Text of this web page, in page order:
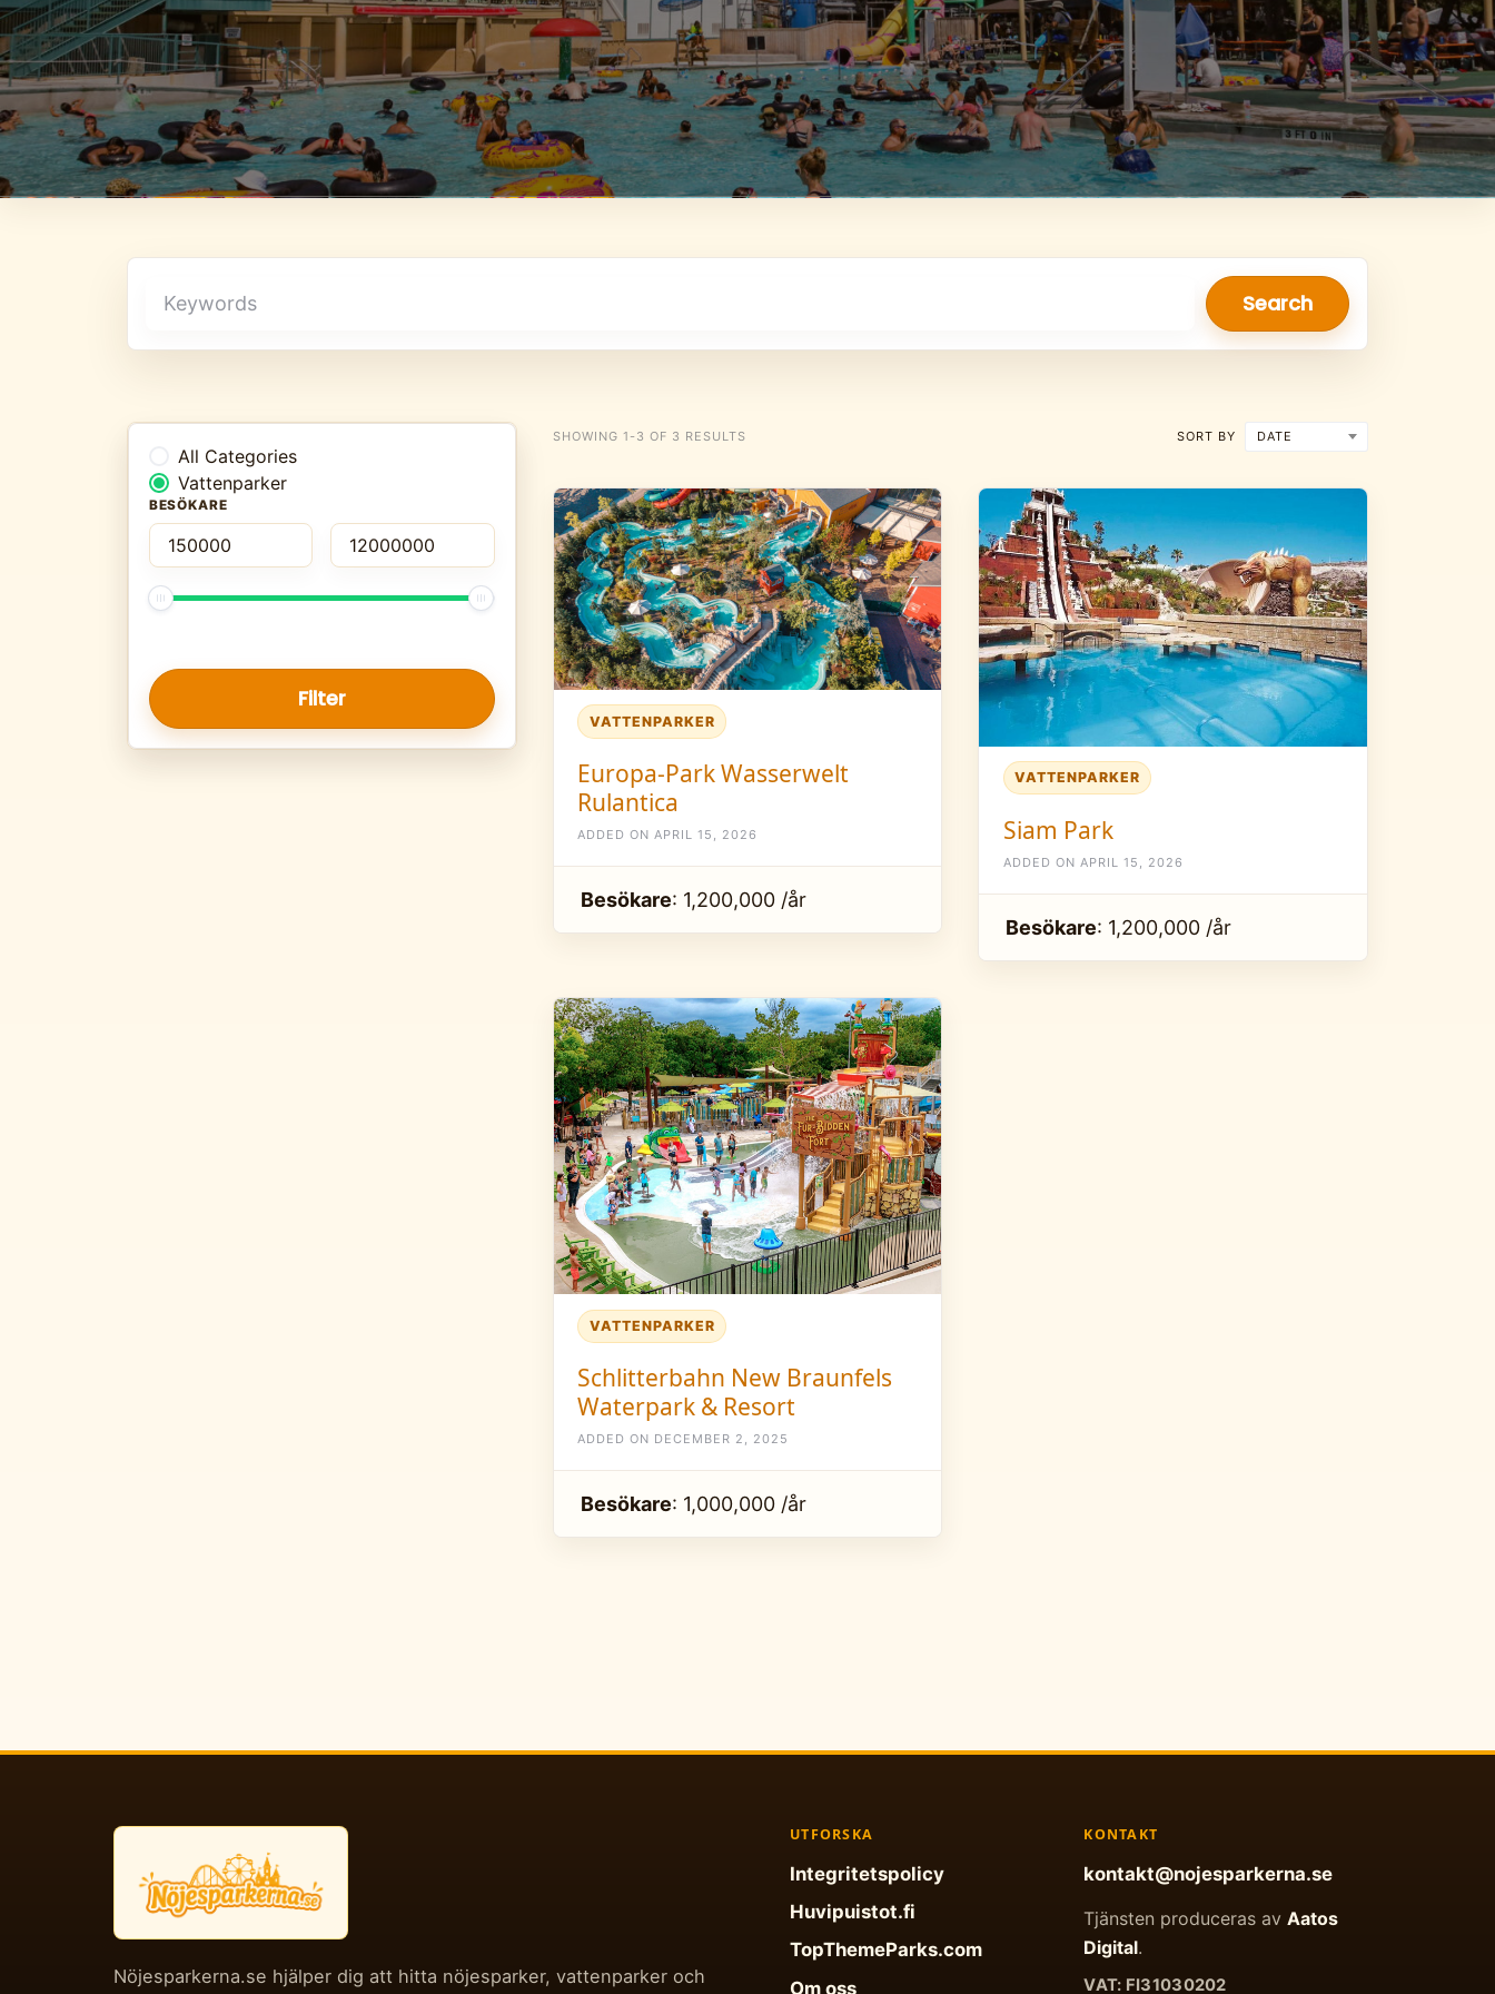
Search
All Categories
Vattenparker
BESÖKARE
Filter
SHOWING 1-3 OF 3 RESULTS SORT BY DATE
VATTENPARKER
Europa-Park Wasserwelt
Rulantica
ADDED ON APRIL 15, 2026
Besökare: 1,200,000 /år
VATTENPARKER
Siam Park
ADDED ON APRIL 15, 2026
Besökare: 1,200,000 /år
VATTENPARKER
Schlitterbahn New Braunfels
Waterpark & Resort
ADDED ON DECEMBER 2, 2025
Besökare: 1,000,000 /år
Nöjesparkerna.se hjälper dig att hitta nöjesparker, vattenparker och
UTFORSKA
Integritetspolicy
Huvipuistot.fi
TopThemeParks.com
Om oss
KONTAKT
kontakt@nojesparkerna.se
Tjänsten produceras avAatos
Digital.
VAT: FI31030202